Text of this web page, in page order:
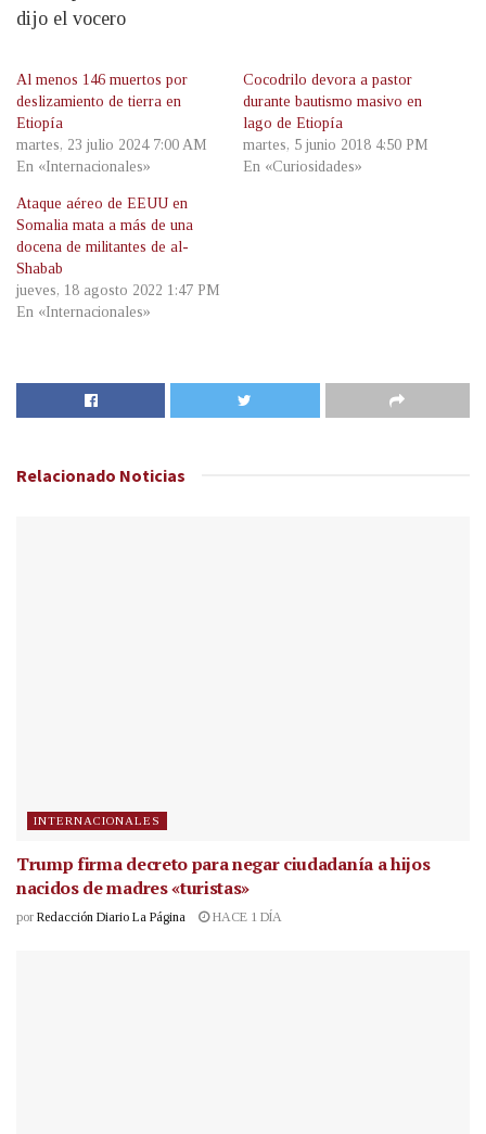
dijo el vocero
Al menos 146 muertos por
deslizamiento de tierra en
Etiopía
martes, 23 julio 2024 7:00 AM
En «Internacionales»
Cocodrilo devora a pastor
durante bautismo masivo en
lago de Etiopía
martes, 5 junio 2018 4:50 PM
En «Curiosidades»
Ataque aéreo de EEUU en
Somalia mata a más de una
docena de militantes de al-
Shabab
jueves, 18 agosto 2022 1:47 PM
En «Internacionales»
Relacionado Noticias
INTERNACIONALES
Trump firma decreto para negar ciudadanía a hijos
nacidos de madres «turistas»
por Redacción Diario La Página HACE 1 DÍA